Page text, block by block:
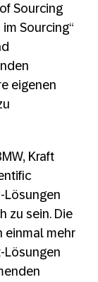
Sourcing
Sourcing“
eigenen
Kraft
Lösungen
zu sein. Die
einmal mehr
Lösungen